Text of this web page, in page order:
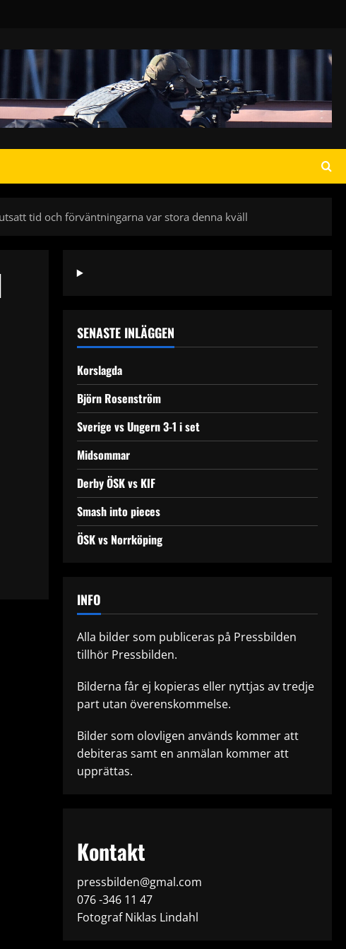
tid och förväntningarna var stora denna kväll
SENASTE INLÄGGEN
Korslagda
Björn Rosenström
Sverige vs Ungern 3-1 i set
Midsommar
Derby ÖSK vs KIF
Smash into pieces
ÖSK vs Norrköping
INFO
Alla bilder som publiceras på Pressbilden
tillhör Pressbilden.
Bilderna får ej kopieras eller nyttjas av tredje
part utan överenskommelse.
Bilder som olovligen används kommer att
debiteras samt en anmälan kommer att
upprättas.
Kontakt
pressbilden@gmal.com
076 -346 11 47
Fotograf Niklas Lindahl